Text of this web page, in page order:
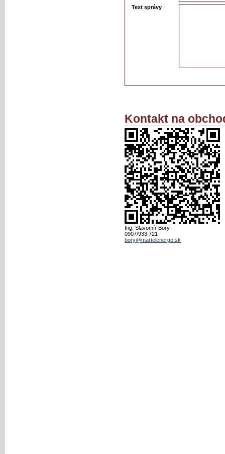
Text správy
Kontakt na
Ing. Slavomír Bory
0907/933 721
bory@martelenergo.sk